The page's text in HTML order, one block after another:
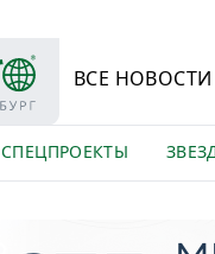
ВСЕ НОВОСТИ
СПЕЦПРОЕКТЫ